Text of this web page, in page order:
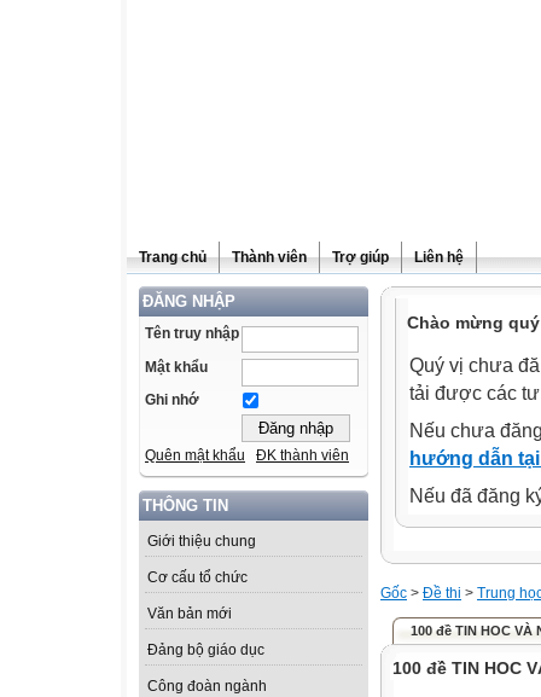
Trang chủ Thành viên Trợ giúp Liên hệ
ĐĂNG NHẬP
Tên truy nhập
Mật khẩu
Ghi nhớ
Quên mật khẩu ĐK thành viên
THÔNG TIN
Giới thiệu chung
Cơ cấu tổ chức
Văn bản mới
Đảng bộ giáo dục
Công đoàn ngành
Chào mừng
Quý vị chưa
tải được các
Nếu chưa
hướng dẫn
Nếu đã đăng
Gốc > Đề thi > Trung
100 đề TIN HOC VÀ
100 đề TIN HOC